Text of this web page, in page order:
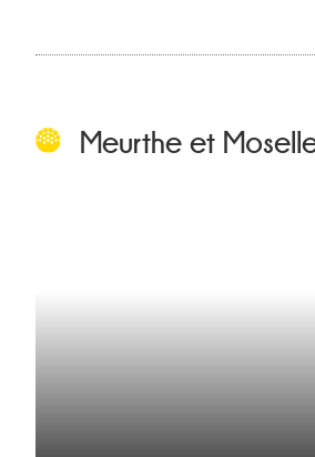
Meurthe et